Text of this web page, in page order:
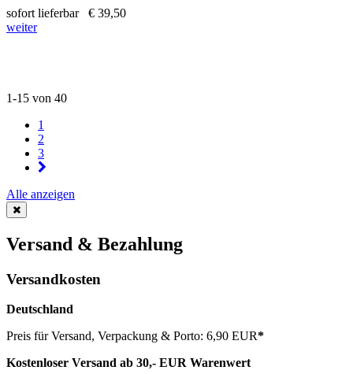
sofort lieferbar
€ 39,50
weiter
1-15 von 40
1
2
3
Alle anzeigen
Versand & Bezahlung
Versandkosten
Deutschland
Preis für Versand, Verpackung & Porto: 6,90 EUR*
Kostenloser Versand ab 30,- EUR Warenwert